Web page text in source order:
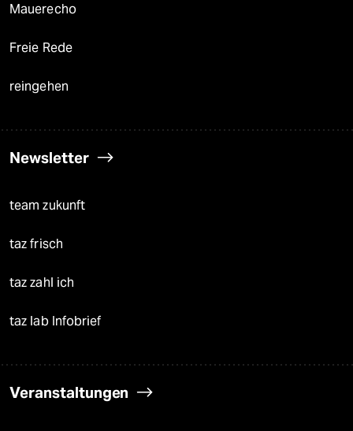
Mauerecho
Freie Rede
reingehen
Newsletter
team zukunft
taz frisch
taz zahl ich
taz lab Infobrief
Veranstaltungen